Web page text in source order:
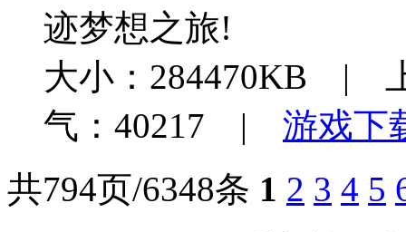
迹梦想之旅!
大小：284470KB |
气：40217 | 游戏下
共794页/6348条 1 2 3 4 5